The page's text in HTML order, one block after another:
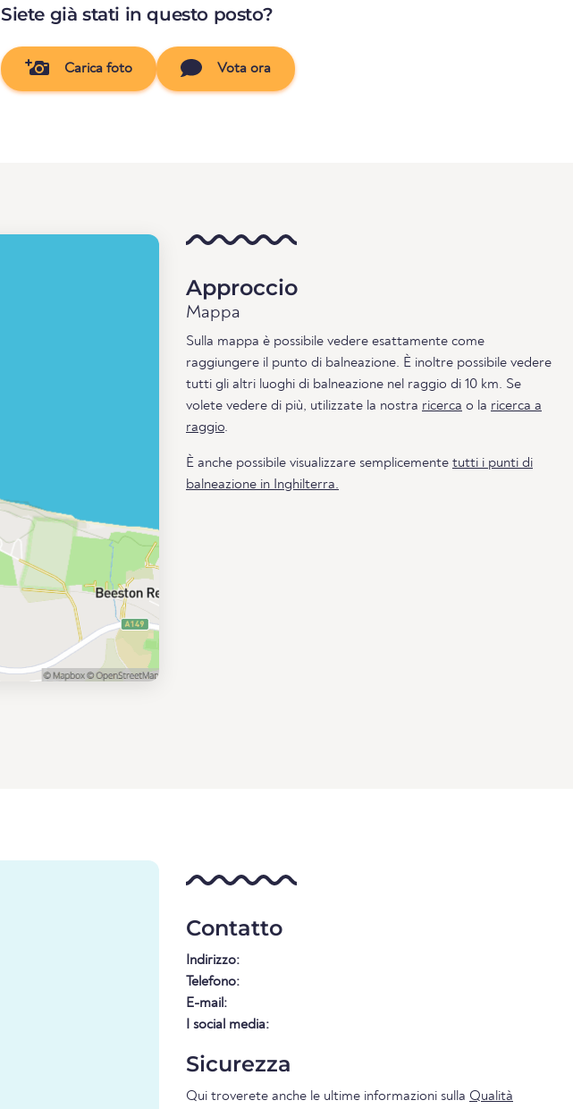
Siete già stati in questo posto?
Carica foto Vota ora
Approccio
Mappa
Sulla mappa è possibile vedere esattamente come
raggiungere il punto di balneazione. È inoltre possibile vedere
tutti gli altri luoghi di balneazione nel raggio di 10 km. Se
volete vedere di più, utilizzate la nostra ricerca o la ricerca a
raggio.
È anche possibile visualizzare semplicemente tutti i punti di
balneazione in Inghilterra.
Contatto
Indirizzo:
Telefono:
E-mail:
I social media:
Sicurezza
Qui troverete anche le ultime informazioni sulla Qualità